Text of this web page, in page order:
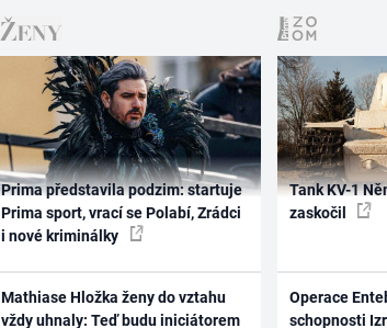
Prima představila podzim: startuje
Prima sport, vrací se Polabí, Zrádci
i nové kriminálky
Mathiase Hložka ženy do vztahu
vždy uhnaly: Teď budu iniciátorem
Tank KV-1
zaskočil
Operace
schopnosti